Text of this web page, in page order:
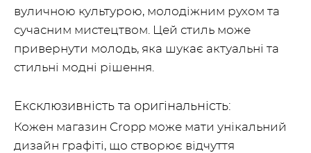
вуличною культурою, молодіжним рухом та
сучасним мистецтвом. Цей стиль може
привернути молодь, яка шукає актуальні та
стильні модні рішення.
Ексклюзивність та оригінальність:
Кожен магазин Cropp може мати унікальний
дизайн графіті, що створює відчуття